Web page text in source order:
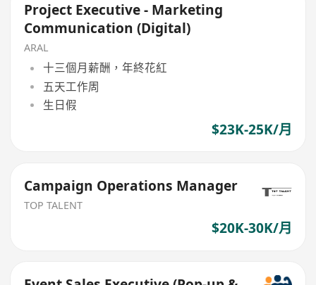
Project Executive - Marketing
Communication (Digital)
ARAL
十三個月薪酬，年終花紅
五天工作周
生日假
$23K-25K/月
Campaign Operations Manager
TOP TALENT
$20K-30K/月